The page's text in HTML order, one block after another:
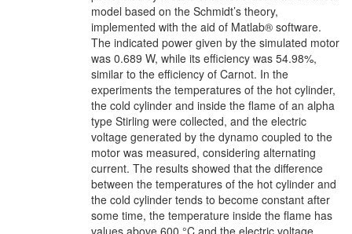
model based on the Schmidt’s theory,
implemented with the aid of Matlab® software.
The indicated power given by the simulated motor
was 0.689 W, while its efficiency was 54.98%,
similar to the efficiency of Carnot. In the
experiments the temperatures of the hot cylinder,
the cold cylinder and inside the flame of an alpha
type Stirling were collected, and the electric
voltage generated by the dynamo coupled to the
motor was measured, considering alternating
current. The results showed that the difference
between the temperatures of the hot cylinder and
the cold cylinder tends to become constant after
some time, the temperature inside the flame has
values above 600 °C and the electric voltage